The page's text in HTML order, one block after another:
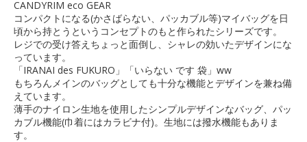
CANDYRIM eco GEAR
コンパクトになる(かさばらない、パッカブル等)マイバッグを日
頃から持とうというコンセプトのもと作られたシリーズです。
レジでの受け答えちょっと面倒し、シャレの効いたデザインにな
っています。
「IRANAI des FUKURO」「いらない です 袋」ww
もちろんメインのバッグとしても十分な機能とデザインを兼ね備
えています。
薄手のナイロン生地を使用したシンプルデザインなバッグ、パッ
カブル機能(巾着にはカラビナ付)。生地には撥水機能もありま
す。